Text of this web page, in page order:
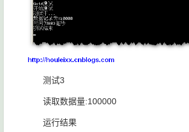
测试3
读取数据量:100000
运行结果